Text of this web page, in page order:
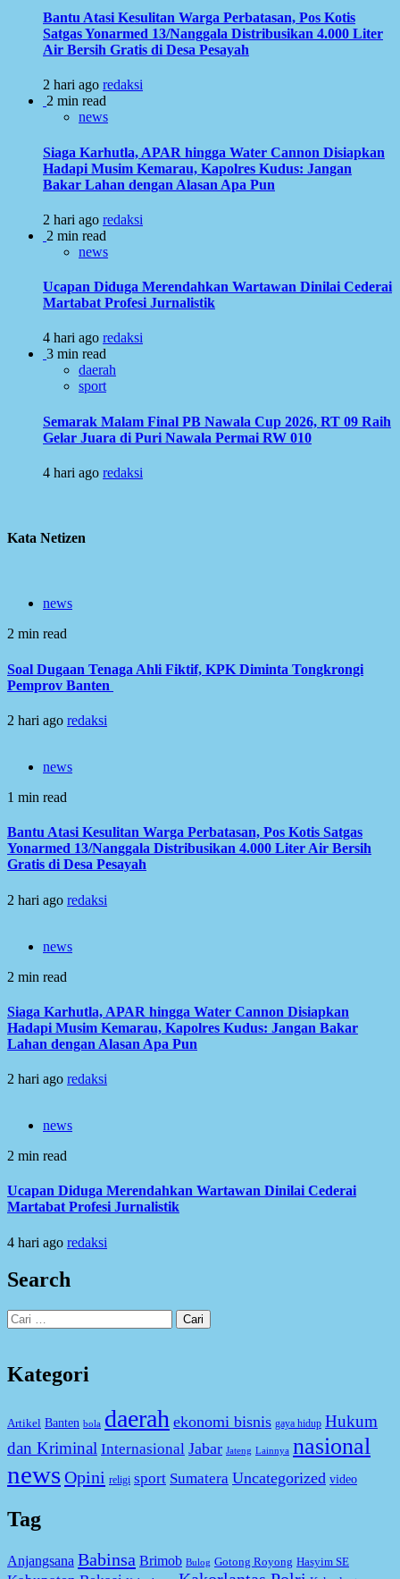
Bantu Atasi Kesulitan Warga Perbatasan, Pos Kotis
Satgas Yonarmed 13/Nanggala Distribusikan 4.000 Liter
Air Bersih Gratis di Desa Pesayah
2 hari ago redaksi
2 min read
news
Siaga Karhutla, APAR hingga Water Cannon Disiapkan
Hadapi Musim Kemarau, Kapolres Kudus: Jangan
Bakar Lahan dengan Alasan Apa Pun
2 hari ago redaksi
2 min read
news
Ucapan Diduga Merendahkan Wartawan Dinilai Cederai
Martabat Profesi Jurnalistik
4 hari ago redaksi
3 min read
daerah
sport
Semarak Malam Final PB Nawala Cup 2026, RT 09 Raih
Gelar Juara di Puri Nawala Permai RW 010
4 hari ago redaksi
Kata Netizen
news
2 min read
Soal Dugaan Tenaga Ahli Fiktif, KPK Diminta Tongkrongi
Pemprov Banten
2 hari ago redaksi
news
1 min read
Bantu Atasi Kesulitan Warga Perbatasan, Pos Kotis Satgas
Yonarmed 13/Nanggala Distribusikan 4.000 Liter Air Bersih
Gratis di Desa Pesayah
2 hari ago redaksi
news
2 min read
Siaga Karhutla, APAR hingga Water Cannon Disiapkan
Hadapi Musim Kemarau, Kapolres Kudus: Jangan Bakar
Lahan dengan Alasan Apa Pun
2 hari ago redaksi
news
2 min read
Ucapan Diduga Merendahkan Wartawan Dinilai Cederai
Martabat Profesi Jurnalistik
4 hari ago redaksi
Search
Cari
untuk:
Kategori
Artikel Banten bola daerah ekonomi bisnis gaya hidup Hukum
dan Kriminal Internasional Jabar Jateng Lainnya nasional
newsOpini religi sport Sumatera Uncategorized video
Tag
Anjangsana Babinsa Brimob Bulog Gotong Royong Hasyim SE